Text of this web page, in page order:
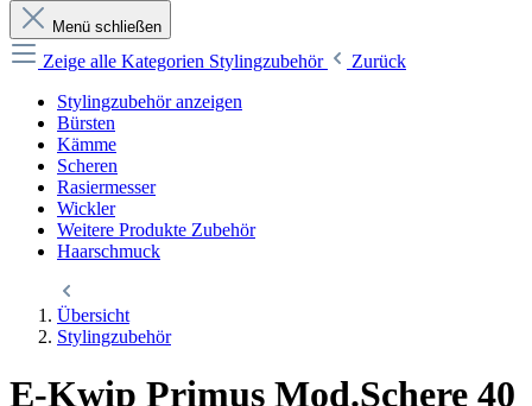
Menü schließen
Zeige alle Kategorien Stylingzubehör
Zurück
Stylingzubehör anzeigen
Bürsten
Kämme
Scheren
Rasiermesser
Wickler
Weitere Produkte Zubehör
Haarschmuck
Übersicht
Stylingzubehör
E-Kwip Primus Mod.Schere 40